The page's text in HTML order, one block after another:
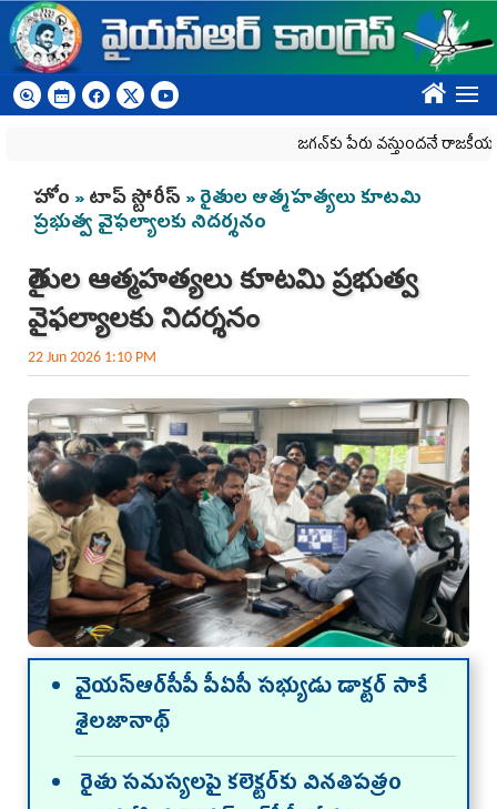
Skip to main content
????
జగన్‌కు పేరు వస్తుందనే రాజకీయ కక్షతో
You are here
హోం »టాప్ స్టోరీస్ » రైతుల ఆత్మహత్యలు కూటమి
ప్రభుత్వ వైఫల్యాలకు నిదర్శనం
రైతుల ఆత్మహత్యలు కూటమి ప్రభుత్వ
వైఫల్యాలకు నిదర్శనం
22 Jun 2026 1:10 PM
వైయ‌స్ఆర్‌సీపీ పీఏసీ స‌భ్యుడు డాక్ట‌ర్ సాకే
శైలజానాథ్
రైతు సమస్యలపై కలెక్టర్‌కు వినతిపత్రం